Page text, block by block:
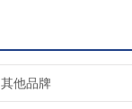
其他品牌